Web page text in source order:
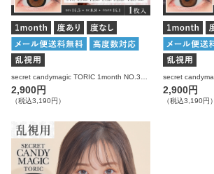
2,900円
（税込3,190円）
2,900円
（税込3,190円）